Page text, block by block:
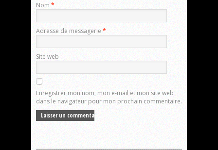
Nom *
Adresse de messagerie *
Site web
Enregistrer mon nom, mon e-mail et mon site web
dans le navigateur pour mon prochain commentaire.